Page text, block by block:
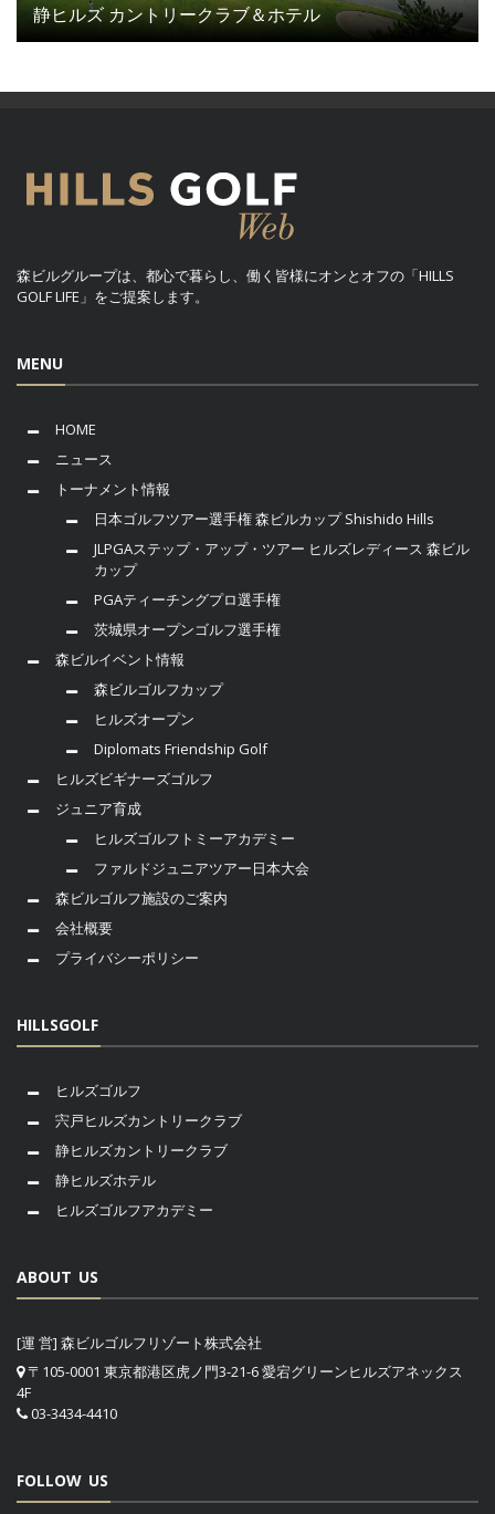
静ヒルズ カントリークラブ＆ホテル
森ビルグループは、都心で暮らし、働く皆様にオンとオフの「HILLS
GOLF LIFE」をご提案します。
MENU
HOME
ニュース
トーナメント情報
日本ゴルフツアー選手権 森ビルカップ Shishido Hills
JLPGAステップ・アップ・ツアー ヒルズレディース 森ビル
カップ
PGAティーチングプロ選手権
茨城県オープンゴルフ選手権
森ビルイベント情報
森ビルゴルフカップ
ヒルズオープン
Diplomats Friendship Golf
ヒルズビギナーズゴルフ
ジュニア育成
ヒルズゴルフトミーアカデミー
ファルドジュニアツアー日本大会
森ビルゴルフ施設のご案内
会社概要
プライバシーポリシー
HILLSGOLF
ヒルズゴルフ
宍戸ヒルズカントリークラブ
静ヒルズカントリークラブ
静ヒルズホテル
ヒルズゴルフアカデミー
ABOUT US
[運 営] 森ビルゴルフリゾート株式会社
〒105-0001 東京都港区虎ノ門3-21-6 愛宕グリーンヒルズアネックス
4F
03-3434-4410
FOLLOW US